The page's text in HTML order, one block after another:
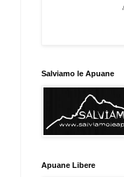
Salviamo le Apuane
Apuane Libere